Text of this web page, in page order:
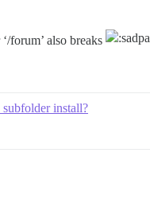
forum’ also breaks
install?